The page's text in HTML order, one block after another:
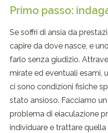
Primo passo:
Se soffri di ansia da
capire da dove nasce, e
farlo senza giudizio.
mirate ed eventuali esami,
ci sono condizioni fisiche
stato ansioso. Facciamo
problema di eiaculazione
individuare e trattare